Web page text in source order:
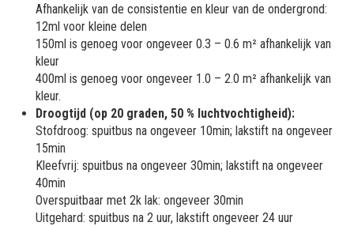
Afhankelijk van de consistentie en kleur van de ondergrond:
12ml voor kleine delen
150ml is genoeg voor ongeveer 0.3 – 0.6 m² afhankelijk van
kleur
400ml is genoeg voor ongeveer 1.0 – 2.0 m² afhankelijk van
kleur.
Droogtijd (op 20 graden, 50 % luchtvochtigheid):
Stofdroog: spuitbus na ongeveer 10min; lakstift na ongeveer
15min
Kleefvrij: spuitbus na ongeveer 30min; lakstift na ongeveer
40min
Overspuitbaar met 2k lak: ongeveer 30min
Uitgehard: spuitbus na 2 uur, lakstift ongeveer 24 uur